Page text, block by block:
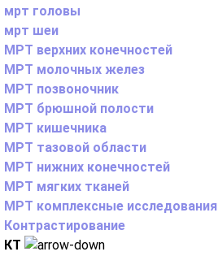
мрт головы
мрт шеи
МРТ верхних конечностей
МРТ молочных желез
МРТ позвоночник
МРТ брюшной полости
МРТ кишечника
МРТ тазовой области
МРТ нижних конечностей
МРТ мягких тканей
МРТ комплексные исследования
Контрастирование
КТ